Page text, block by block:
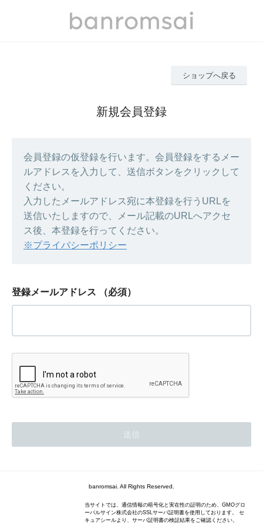
ショップへ戻る
新規会員登録
会員登録の仮登録を行います。会員登録をするメー
ルアドレスを入力して、送信ボタンをクリックして
ください。
入力したメールアドレス宛に本登録を行うURLを
送信いたしますので、メール記載のURLへアクセ
ス後、本登録を行ってください。
※プライバシーポリシー
登録メールアドレス （必須）
banromsai. All Rights Reserved.
当サイトでは、通信情報の暗号化と実在性の証明のため、GMOグロ
ーバルサイン株式会社のSSLサーバ証明書を使用しております。 セ
キュアシールより、サーバ証明書の検証結果をご確認ください。